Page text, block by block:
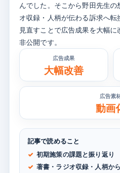
んでした。そこから野田先生
オ収録・人柄が伝わる訴求へ
見直すことで広告成果を大幅
非公開です。
広告成果
大幅改善
広告素
動画
記事で読めること
初期施策の課題と振り返り
著書・ラジオ収録・人柄か